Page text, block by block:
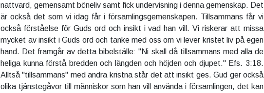
nattvard, gemensamt böneliv samt fick undervisning i denna gemenskap. Det
är också det som vi idag får i församlingsgemenskapen. Tillsammans får vi
också förståelse för Guds ord och insikt i vad han vill. Vi riskerar att missa
mycket av insikt i Guds ord och tanke med oss om vi lever kristet liv på egen
hand. Det framgår av detta bibelställe: "Ni skall då tillsammans med alla de
heliga kunna förstå bredden och längden och höjden och djupet." Efs. 3:18.
Alltså "tillsammans" med andra kristna står det att insikt ges. Gud ger också
olika tjänstegåvor till människor som han vill använda i församlingen, det kan